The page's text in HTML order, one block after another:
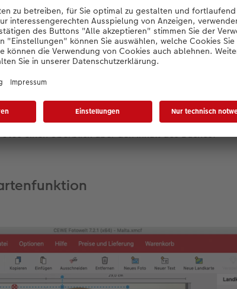
in eine Scrapbook-Richtung. Dennoch
indem wir ihnen viel Platz einräumen. Es gilt wieder
fünf Fotos pro Doppelseite platziert werden.
Foto gestaltet und die Umrisse von Malta werden
einen Überblick über den Inhalt des Buches.